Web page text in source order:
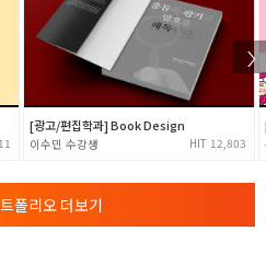
[광고/편집학과] Book Design
이수민 12,803
폴리오 더보기